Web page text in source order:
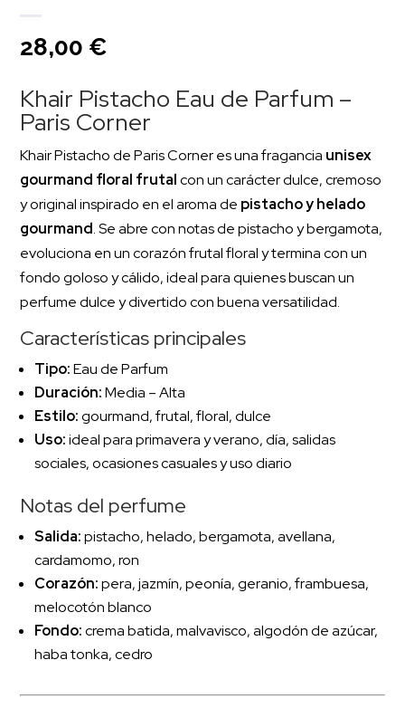
28,00 €
Khair Pistacho Eau de Parfum –
Paris Corner
Khair Pistacho de Paris Corner es una fragancia unisex
gourmand floral frutalcon un carácter dulce, cremoso
y original inspirado en el aroma de pistacho y helado
gourmand. Se abre con notas de pistacho y bergamota,
evoluciona en un corazón frutal floral y termina con un
fondo goloso y cálido, ideal para quienes buscan un
perfume dulce y divertido con buena versatilidad.
Características principales
Tipo:Eau de Parfum
Duración:Media – Alta
Estilo:gourmand, frutal, floral, dulce
Uso:ideal para primavera y verano, día, salidas
sociales, ocasiones casuales y uso diario
Notas del perfume
Salida:pistacho, helado, bergamota, avellana,
cardamomo, ron
Corazón:pera, jazmín, peonía, geranio, frambuesa,
melocotón blanco
Fondo:crema batida, malvavisco, algodón de azúcar,
haba tonka, cedro